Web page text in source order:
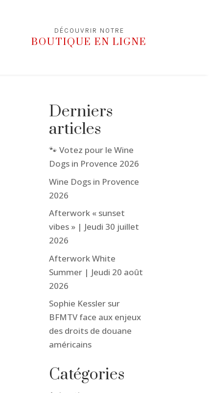
DÉCOUVRIR NOTRE
BOUTIQUE EN LIGNE
Derniers
articles
🐾 Votez pour le Wine
Dogs in Provence 2026
Wine Dogs in Provence
2026
Afterwork « sunset
vibes » | Jeudi 30 juillet
2026
Afterwork White
Summer | Jeudi 20 août
2026
Sophie Kessler sur
BFMTV face aux enjeux
des droits de douane
américains
Catégories